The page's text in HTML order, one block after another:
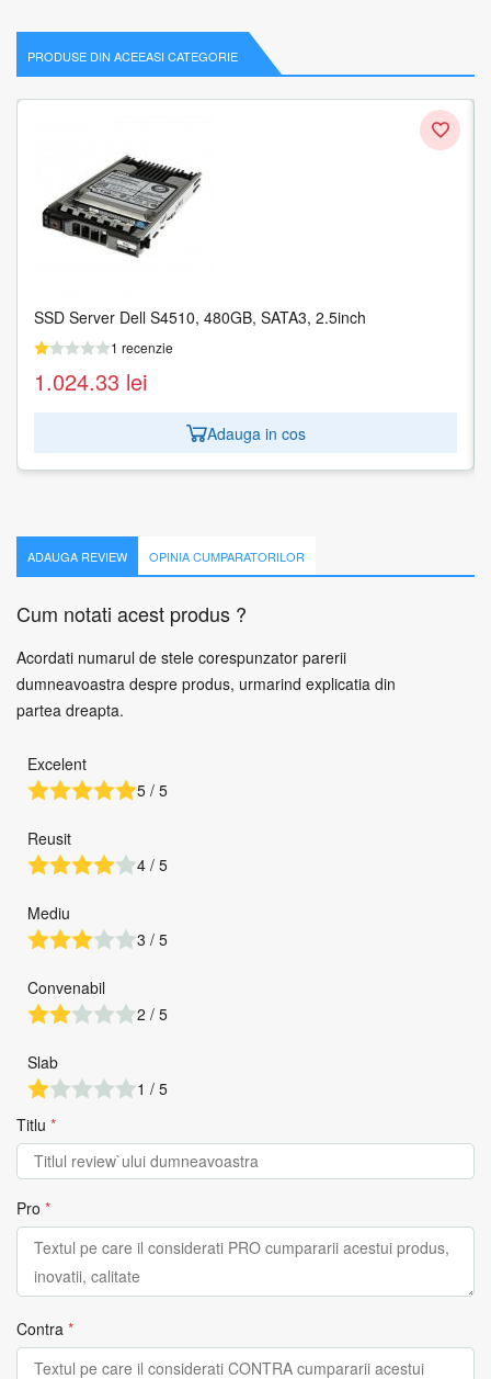
PRODUSE DIN ACEEASI CATEGORIE
SSD Server Dell S4510, 480GB, SATA3, 2.5inch
1 recenzie
1.024.33 lei
Adauga in cos
Hard Disk Server HPE Mission Critical 1.2TB, SAS, 2.5inch
1 recenzie
1.113.30 lei
Adauga in cos
ADAUGA REVIEW OPINIA CUMPARATORILOR
Cum notati acest produs ?
Acordati numarul de stele corespunzator parerii
dumneavoastra despre produs, urmarind explicatia din
partea dreapta.
Excelent
5 / 5
Reusit
4 / 5
Mediu
3 / 5
Convenabil
2 / 5
Slab
1 / 5
Titlu *
Pro *
Contra *